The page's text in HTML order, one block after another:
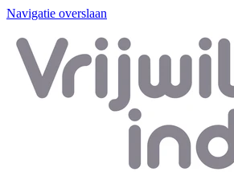
Navigatie overslaan